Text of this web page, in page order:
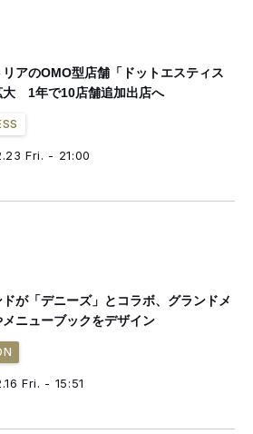
リアのOMO型店舗「ドットエスティス
大 1年で10店舗追加出店へ
Fri. - 21:00
が「デニーズ」とコラボ、グランドメ
メニューブックをデザイン
Fri. - 15:51